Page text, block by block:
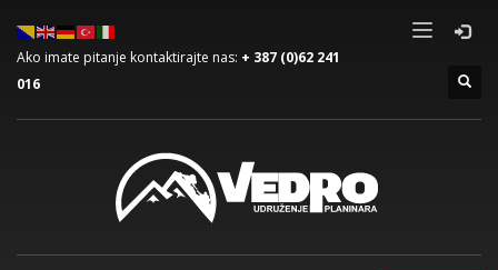
Ako imate pitanje kontaktirajte nas: + 387 (0)62 241
016